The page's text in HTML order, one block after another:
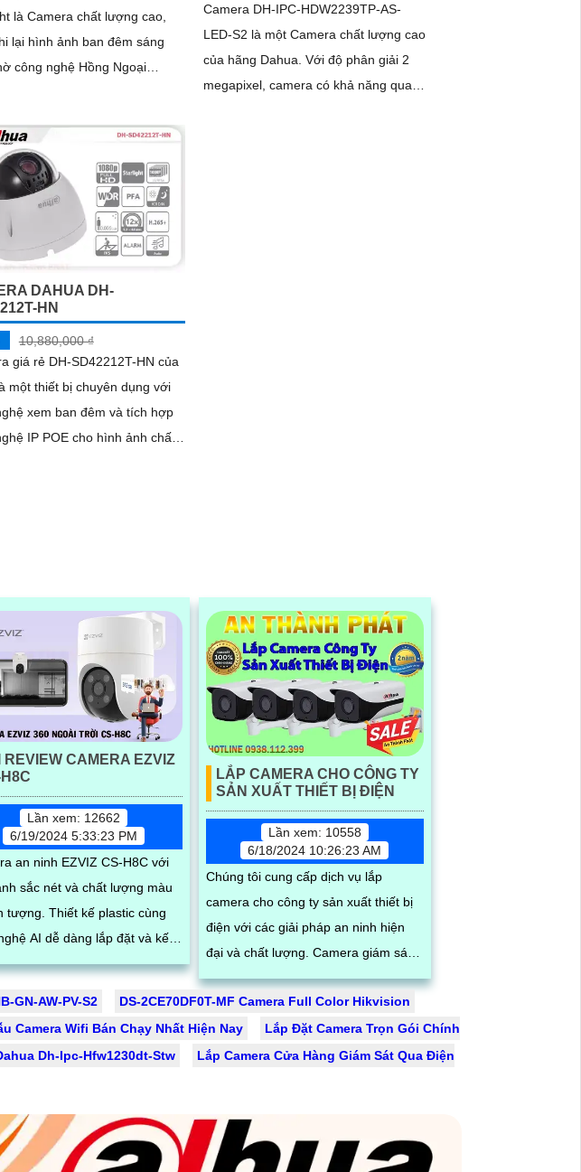
là Camera chất lượng cao,
lại hình ảnh ban đêm sáng
công nghệ Hồng Ngoại
Camera DH-IPC-HDW2239TP-AS-
LED-S2 là một Camera chất lượng cao
của hãng Dahua. Với độ phân giải 2
megapixel, camera có khả năng quan
DAHUA DH-
HN
10,880,000 ₫
giá rẻ DH-SD42212T-HN của
một thiết bị chuyên dụng với
xem ban đêm và tích hợp
IP POE cho hình ảnh chất
REVIEW CAMERA EZVIZ
Lần xem: 12662
6/19/2024 5:33:23 PM
an ninh EZVIZ CS-H8C với
sắc nét và chất lượng màu
kế plastic cùng
AI dễ dàng lắp đặt và kết
điện thoại thông minh.
LẮP CAMERA CHO CÔNG TY
SẢN XUẤT THIẾT BỊ ĐIỆN
Lần xem: 10558
6/18/2024 10:26:23 AM
Chúng tôi cung cấp dịch vụ lắp
camera cho công ty sản xuất thiết bị
điện với các giải pháp an ninh hiện
đại và chất lượng. Camera giám sát
chất lượng cao với độ phân giải sắc
nét, ghi hình cả ngày lẫn đêm
GN-AW-PV-S2
DS-2CE70DF0T-MF Camera Full Color Hikvision
Camera Wifi Bán Chạy Nhất Hiện Nay
Lắp Đặt Camera Trọn Gói Chính
Dh-Ipc-Hfw1230dt-Stw
Lắp Camera Cửa Hàng Giám Sát Qua Điện